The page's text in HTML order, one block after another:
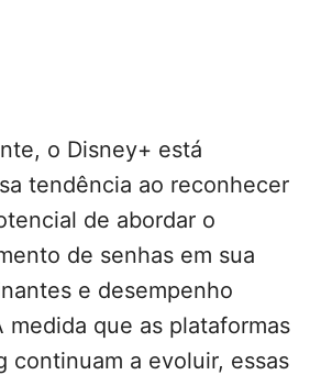
o Disney+ está
tendência ao reconhecer
de abordar o
de senhas em sua
e desempenho
medida que as plataformas
continuam a evoluir, essas